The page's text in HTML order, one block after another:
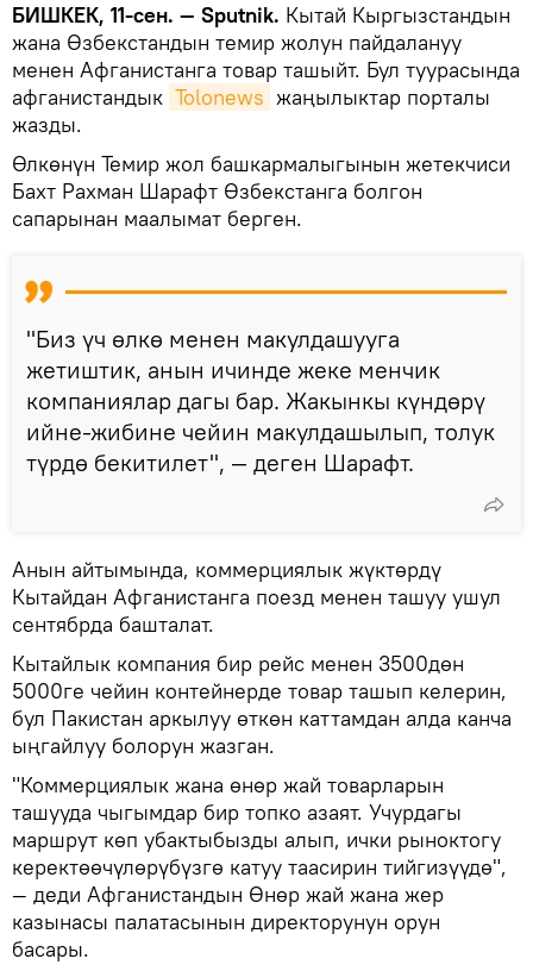
БИШКЕК, 11-сен. — Sputnik. Кытай Кыргызстандын
жана Өзбекстандын темир жолун пайдалануу
менен Афганистанга товар ташыйт. Бул туурасында
афганистандык Tolonews жаңылыктар порталы
жазды.
Өлкөнүн Темир жол башкармалыгынын жетекчиси
Бахт Рахман Шарафт Өзбекстанга болгон
сапарынан маалымат берген.
"Биз үч өлкө менен макулдашууга
жетиштик, анын ичинде жеке менчик
компаниялар дагы бар. Жакынкы күндөрү
ийне-жибине чейин макулдашылып, толук
түрдө бекитилет", — деген Шарафт.
Анын айтымында, коммерциялык жүктөрдү
Кытайдан Афганистанга поезд менен ташуу ушул
сентябрда башталат.
Кытайлык компания бир рейс менен 3500дөн
5000ге чейин контейнерде товар ташып келерин,
бул Пакистан аркылуу өткөн каттамдан алда канча
ыңгайлуу болорун жазган.
"Коммерциялык жана өнөр жай товарларын
ташууда чыгымдар бир топко азаят. Учурдагы
маршрут көп убактыбызды алып, ички рыноктогу
керектөөчүлөрүбүзгө катуу таасирин тийгизүүдө",
— деди Афганистандын Өнөр жай жана жер
казынасы палатасынын директорунун орун
басары.